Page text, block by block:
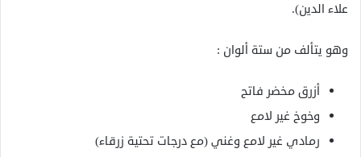
علاء الدين).
وهو يتألف من ستة ألوان :
أزرق مخضر فاتح
وخوخ غير لامع
رمادي غير لامع وغني (مع درجات تحتية زرقاء)